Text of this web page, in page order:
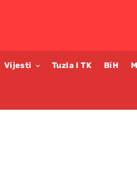
Vijesti Tuzla I TK BiH